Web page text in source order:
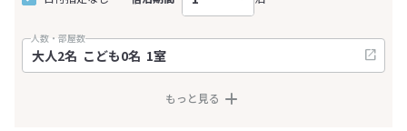
人数・部屋数
もっと見る